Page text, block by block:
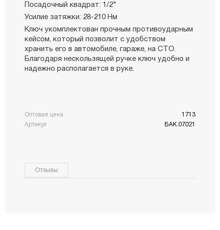
Посадочный квадрат: 1/2"
Усилие затяжки: 28-210 Нм
Ключ укомплектован прочным противоударным
кейсом, который позволит с удобством
хранить его в автомобиле, гараже, на СТО.
Благодаря нескользящей ручке ключ удобно и
надежно располагается в руке.
Оптовая цена
1713
Артикул
БАК.07021
Отзывы